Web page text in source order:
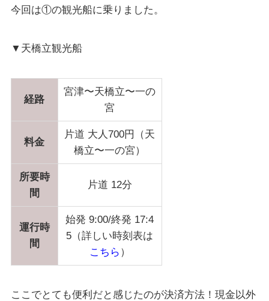
今回は①の観光船に乗りました。
▼天橋立観光船
経路
宮津〜天橋立〜一の
宮
料金
片道 大人700円（天
橋立〜一の宮）
所要時
間
片道 12分
運行時
間
始発 9:00/終発 17:4
5（詳しい時刻表は
こちら ）
ここでとても便利だと感じたのが決済方法！現金以外